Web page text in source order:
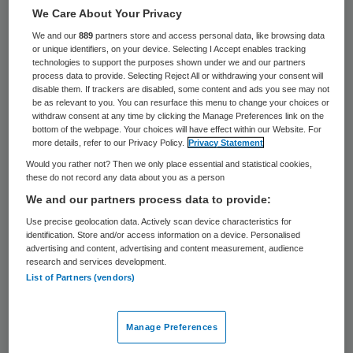
Het door legionella getroffen Centrum voor
Tandheelkunde en Mondzorg van het
Universitair Medisch Centrum Groningen
(UMCG) is weer grotendeels geopend. Dat
heeft het centrum maandag laten weten.
De instelling voor patiëntenzorg en
onderwijs was de afgelopen weken
gesloten.
Legionella
Het waterleidingstelsel is chemisch
nieuwe waterleiding aangelegd. Daardoor
kunnen in twee zalen weer patiënten
We Care About Your Privacy
We and our889 partners store and access personal data, like browsing data
or unique identifiers, on your device. Selecting I Accept enables tracking
technologies to support the purposes shown under we and our partners
process data to provide. Selecting Reject All or withdrawing your consent will
disable them. If trackers are disabled, some content and ads you see may not
be as relevant to you. You can resurface this menu to change your choices or
withdraw consent at any time by clicking the Manage Preferences link on the
bottom of the webpage. Your choices will have effect within our Website. For
more details, refer to our Privacy Policy.
Privacy Statement
Would you rather not? Then we only place essential and statistical cookies,
these do not record any data about you as a person
We and our partners process data to provide:
Use precise geolocation data. Actively scan device characteristics for
identification. Store and/or access information on a device. Personalised
advertising and content, advertising and content measurement, audience
research and services development.
List of Partners (vendors)
Manage Preferences